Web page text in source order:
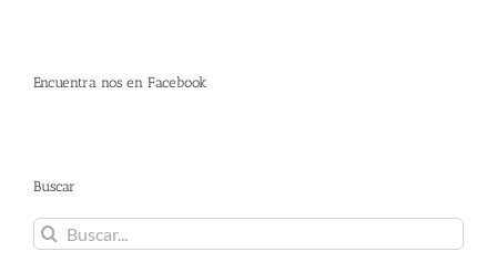
Encuentra nos en Facebook
Buscar
Buscar: